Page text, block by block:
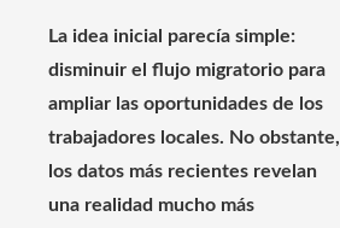
La idea inicial parecía simple:
disminuir el flujo migratorio para
ampliar las oportunidades de los
trabajadores locales. No obstante,
los datos más recientes revelan
una realidad mucho más